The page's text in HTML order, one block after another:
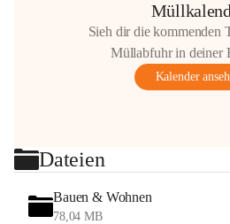
Sieh dir die kommenden
Müllabfuhr in deiner
Kalender
Dateien
Bauen & Wohnen
78,04 MB